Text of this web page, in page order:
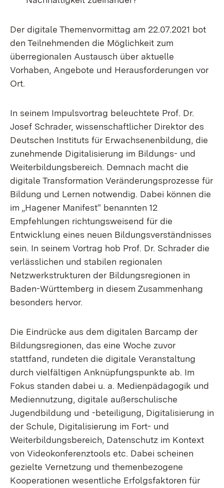
Der digitale Themenvormittag am 22.07.2021 bot
den Teilnehmenden die Möglichkeit zum
überregionalen Austausch über aktuelle
Vorhaben, Angebote und Herausforderungen vor
Ort.
In seinem Impulsvortrag beleuchtete Prof. Dr.
Josef Schrader, wissenschaftlicher Direktor des
Deutschen Instituts für Erwachsenenbildung, die
zunehmende Digitalisierung im Bildungs- und
Weiterbildungsbereich. Demnach macht die
digitale Transformation Veränderungsprozesse für
Bildung und Lernen notwendig. Dabei können die
im „Hagener Manifest“ benannten 12
Empfehlungen richtungsweisend für die
Entwicklung eines neuen Bildungsverständnisses
sein. In seinem Vortrag hob Prof. Dr. Schrader die
verlässlichen und stabilen regionalen
Netzwerkstrukturen der Bildungsregionen in
Baden-Württemberg in diesem Zusammenhang
besonders hervor.
Die Eindrücke aus dem digitalen Barcamp der
Bildungsregionen, das eine Woche zuvor
stattfand, rundeten die digitale Veranstaltung
durch vielfältigen Anknüpfungspunkte ab. Im
Fokus standen dabei u. a. Medienpädagogik und
Mediennutzung, digitale außerschulische
Jugendbildung und -beteiligung, Digitalisierung in
der Schule, Digitalisierung im Fort- und
Weiterbildungsbereich, Datenschutz im Kontext
von Videokonferenztools etc. Dabei scheinen
gezielte Vernetzung und themenbezogene
Kooperationen wesentliche Erfolgsfaktoren für